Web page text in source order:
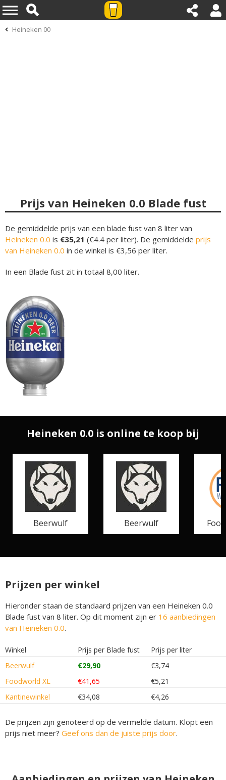
Heineken 00
Prijs van Heineken 0.0 Blade fust
De gemiddelde prijs van een blade fust van 8 liter van
Heineken 0.0 is €35,21 (€4.4 per liter). De gemiddelde prijs
van Heineken 0.0 in de winkel is €3,56 per liter.
In een Blade fust zit in totaal 8,00 liter.
Heineken 0.0 is online te koop bij
Beerwulf Beerwulf
Prijzen per winkel
Hieronder staan de standaard prijzen van een Heineken 0.0
Blade fust van 8 liter. Op dit moment zijn er 16 aanbiedingen
van Heineken 0.0.
Winkel Prijs per Blade fust
Prijs per liter
Beerwulf
€29,90
€3,74
Foodworld XL
€41,65
€5,21
Kantinewinkel
€34,08 €4,26
De prijzen zijn genoteerd op de vermelde datum. Klopt een
prijs niet meer? Geef ons dan de juiste prijs door.